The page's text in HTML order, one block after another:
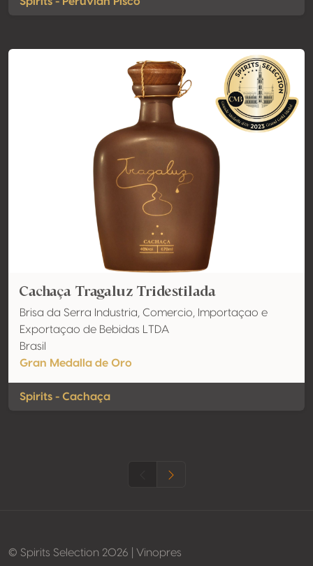
Cachaça Tragaluz Tridestilada
Brisa da Serra Industria, Comercio, Importaçao e
Exportaçao de Bebidas LTDA
Brasil
Gran Medalla de Oro
Spirits - Cachaça
© Spirits Selection 2026 | Vinopres